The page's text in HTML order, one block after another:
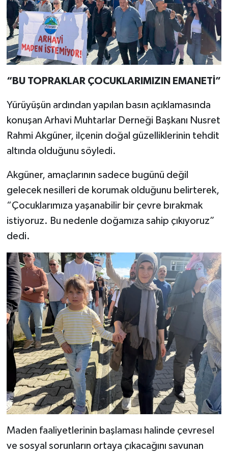
“BU TOPRAKLAR ÇOCUKLARIMIZIN EMANETİ”
Yürüyüşün ardından yapılan basın açıklamasında
konuşan Arhavi Muhtarlar Derneği Başkanı Nusret
Rahmi Akgüner, ilçenin doğal güzelliklerinin tehdit
altında olduğunu söyledi.
Akgüner, amaçlarının sadece bugünü değil
gelecek nesilleri de korumak olduğunu belirterek,
“Çocuklarımıza yaşanabilir bir çevre bırakmak
istiyoruz. Bu nedenle doğamıza sahip çıkıyoruz”
dedi.
Maden faaliyetlerinin başlaması halinde çevresel
ve sosyal sorunların ortaya çıkacağını savunan